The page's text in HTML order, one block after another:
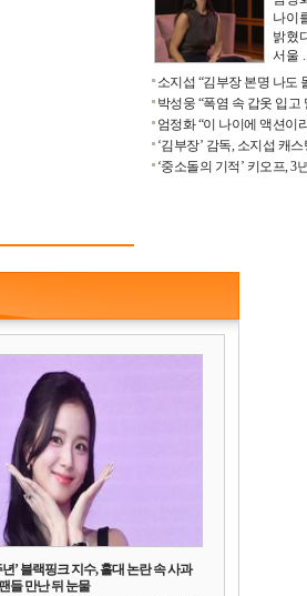
나이
밝혔
서울 ..
소지섭 “김부장 본명 나도
박성웅 “폭염 속 갑옷 입고
엄정화 “이 나이에 액션이
‘김부장’ 감독, 소지섭 캐스
‘중소돌의 기적’ 키오프, 3
년’ 블랙핑크 지수, 홀대 논란 속 사과
들 만난 뒤 눈물